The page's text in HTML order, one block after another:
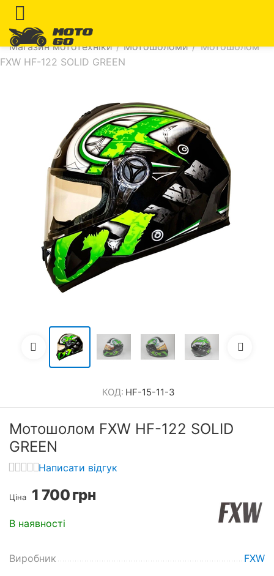
Магазин мототехніки / Мотошоломи / Мотошолом
FXW HF-122 SOLID GREEN
КОД: HF-15-11-3
Мотошолом FXW HF-122 SOLID
GREEN
Написати відгук
Ціна 1 700грн
В наявності
Виробник FXW